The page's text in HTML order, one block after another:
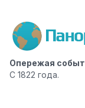
Опережая
С 1822 года.